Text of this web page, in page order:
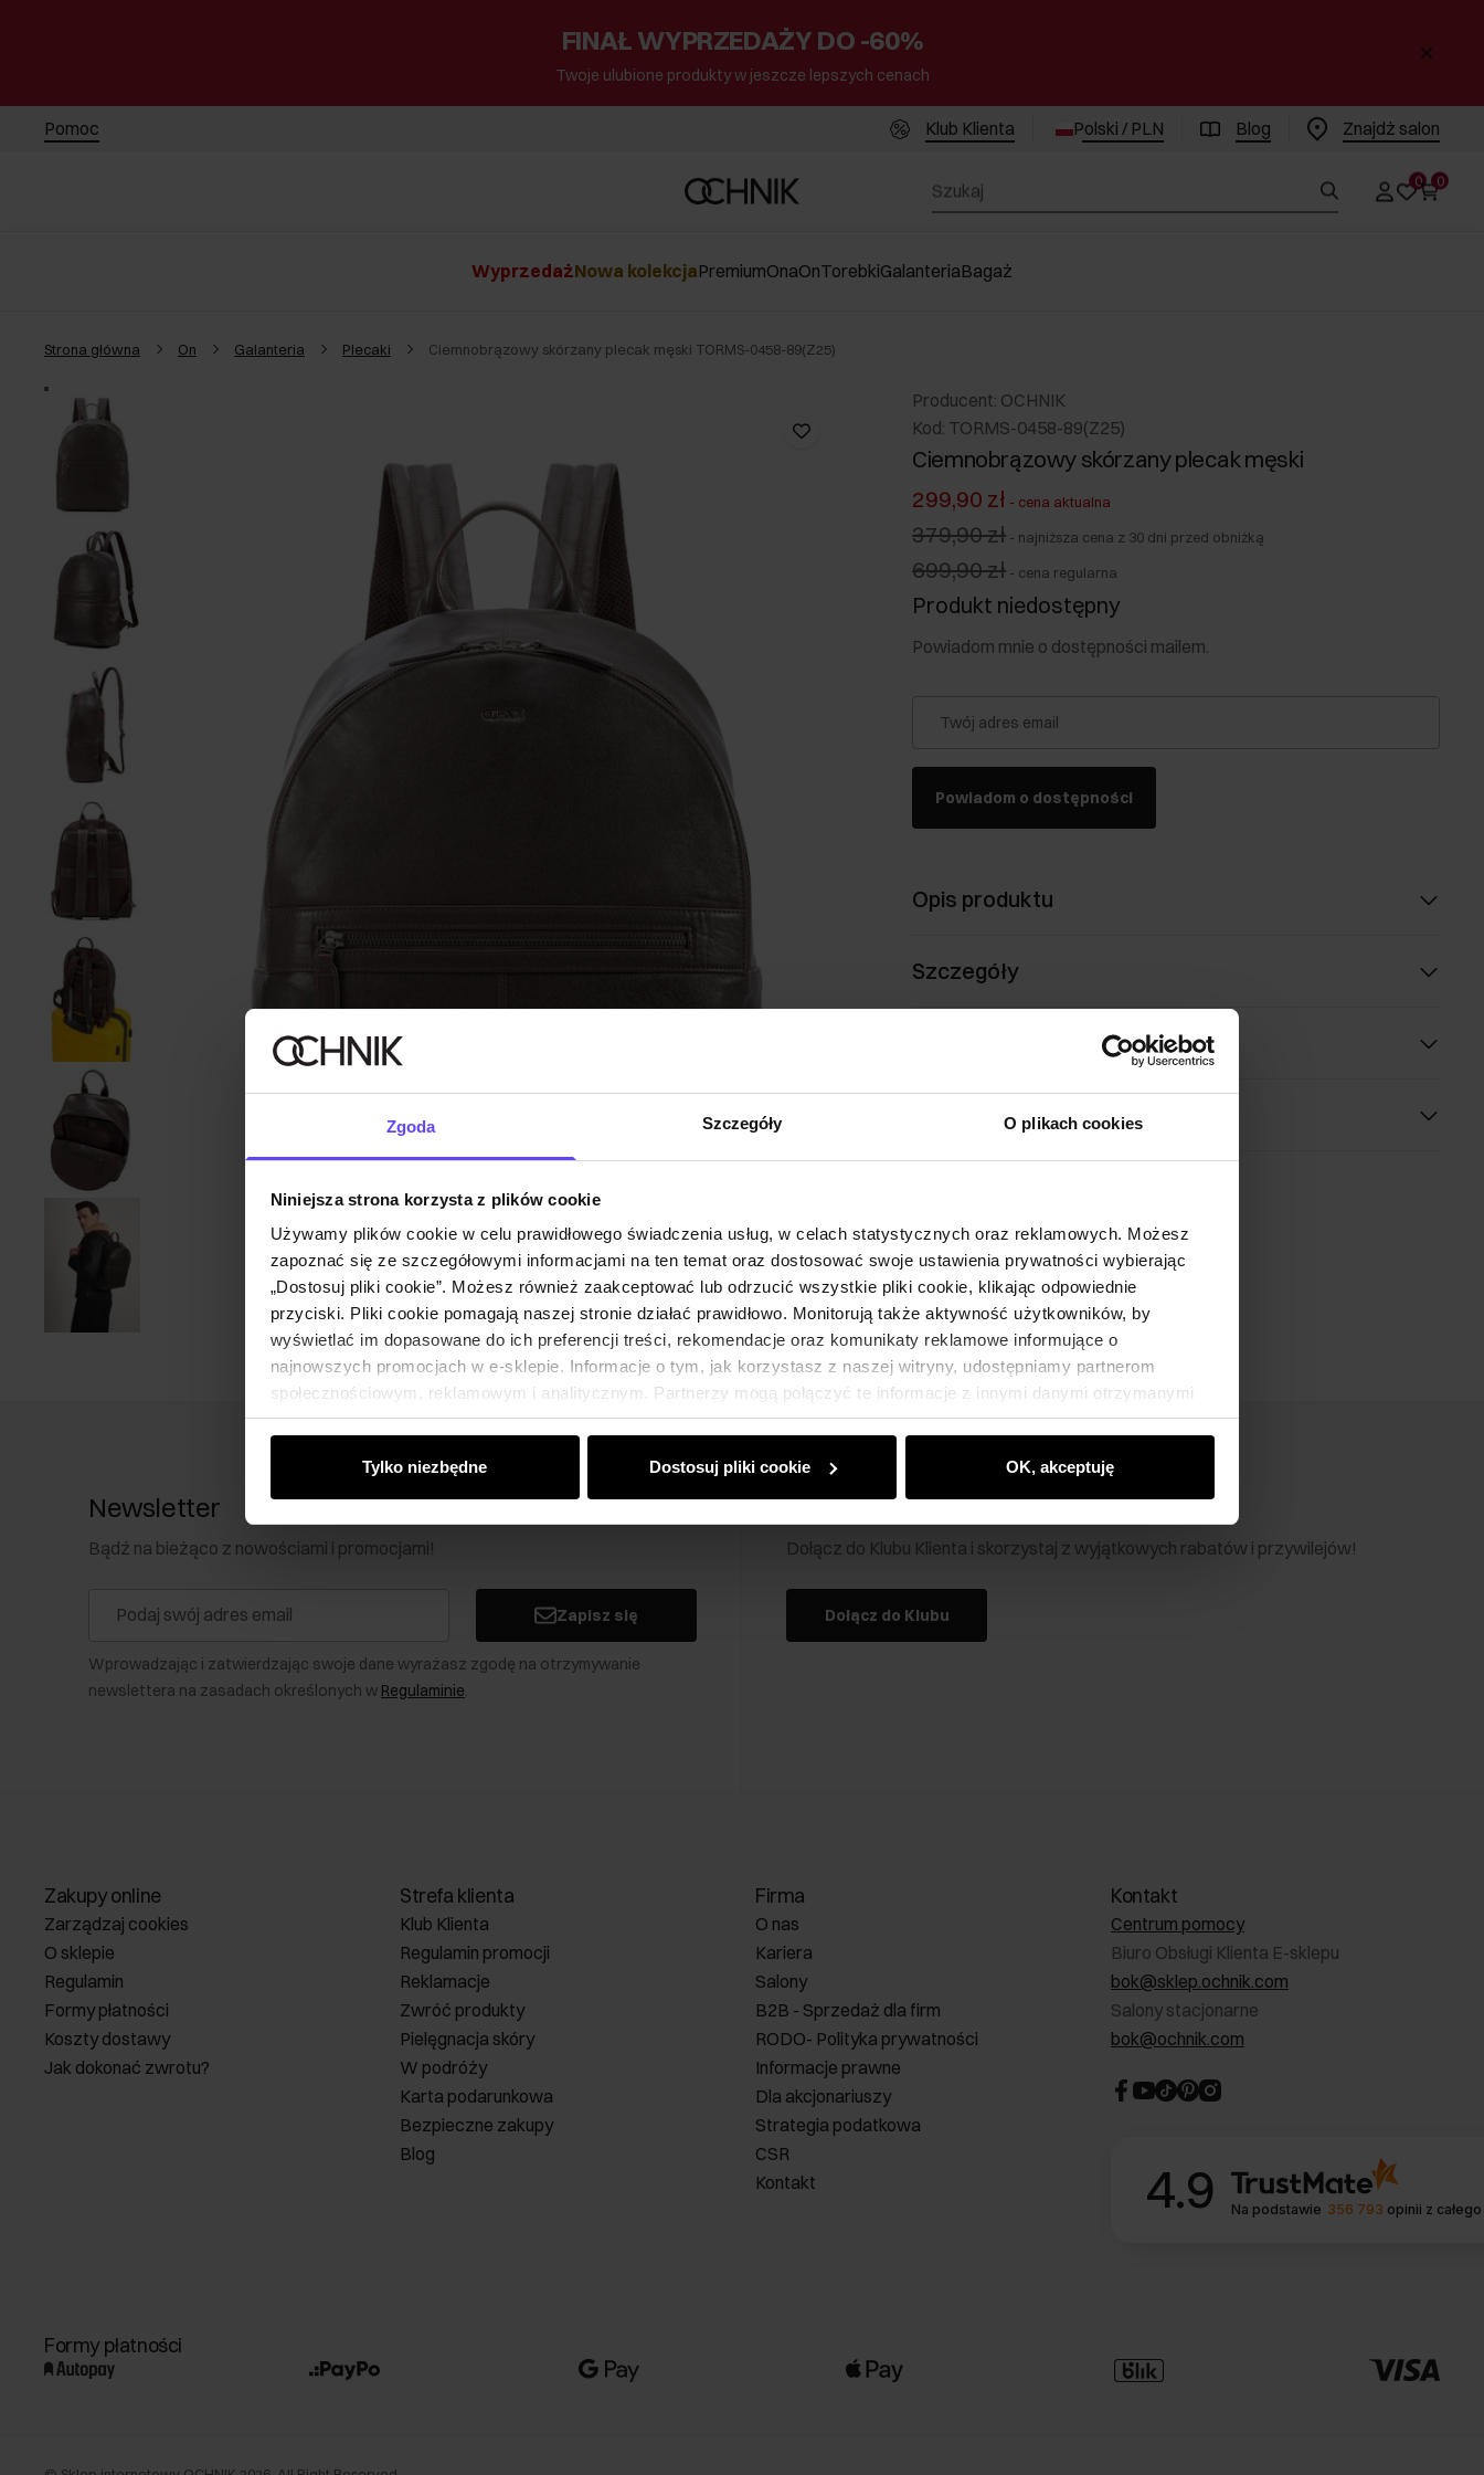
Zgoda Szczegóły O plikach cookies
Niniejsza strona korzysta z plików cookie
Używamy plików cookie w celu prawidłowego świadczenia usług, w celach statystycznych oraz reklamowych. Możesz
zapoznać się ze szczegółowymi informacjami na ten temat oraz dostosować swoje ustawienia prywatności wybierając
„Dostosuj pliki cookie”. Możesz również zaakceptować lub odrzucić wszystkie pliki cookie, klikając odpowiednie
przyciski. Pliki cookie pomagają naszej stronie działać prawidłowo. Monitorują także aktywność użytkowników, by
wyświetlać im dopasowane do ich preferencji treści, rekomendacje oraz komunikaty reklamowe informujące o
najnowszych promocjach w e-sklepie. Informacje o tym, jak korzystasz z naszej witryny, udostępniamy partnerom
społecznościowym, reklamowym i analitycznym. Partnerzy mogą połączyć te informacje z innymi danymi otrzymanymi
od Ciebie lub uzyskanymi podczas korzystania z ich usług.
Tylko niezbędne Dostosuj pliki cookie OK, akceptuję
FINAŁ WYPRZEDAŻY DO -60%
Twoje ulubione produkty w jeszcze lepszych cenach
Pomoc Klub Klienta Polski / PLN Blog Znajdż salon
0 0
WyprzedażNowa kolekcjaPremiumOnaOnTorebkiGalanteriaBagaż
Strona główna On Galanteria Plecaki Ciemnobrązowy skórzany plecak męski TORMS-0458-89(Z25)
Producent: OCHNIK
Kod: TORMS-0458-89(Z25)
Ciemnobrązowy skórzany plecak męski
299,90 zł - cena aktualna
379,90 zł - najniższa cena z 30 dni przed obniżką
699,90 zł - cena regularna
Produkt niedostępny
Powiadom mnie o dostępności mailem.
Twój adres email
Powiadom o dostępności
Opis produktu
Szczegóły
Newsletter
Bądź na bieżąco z nowościami i promocjami!
Zapisz się
Wprowadzając i zatwierdzając swoje dane wyrażasz zgodę na otrzymywanie
newslettera na zasadach określonych w Regulaminie.
Klub Klienta Ochnik
Dołącz do Klubu Klienta i skorzystaj z wyjątkowych rabatów i przywilejów!
Dołącz do Klubu
Zakupy online
Zarządzaj cookies
O sklepie
Regulamin
Formy płatności
Koszty dostawy
Jak dokonać zwrotu?
Strefa klienta
Klub Klienta
Regulamin promocji
Reklamacje
Zwróć produkty
Pielęgnacja skóry
W podróży
Karta podarunkowa
Bezpieczne zakupy
Blog
Firma
O nas
Kariera
Salony
B2B - Sprzedaż dla firm
RODO- Polityka prywatności
Informacje prawne
Dla akcjonariuszy
Strategia podatkowa
CSR
Kontakt
Kontakt
Centrum pomocy
Biuro Obsługi Klienta E-sklepu
bok@sklep.ochnik.com
Salony stacjonarne
bok@ochnik.com
4.9 Na podstawie 356 793 opinii z
Formy płatności